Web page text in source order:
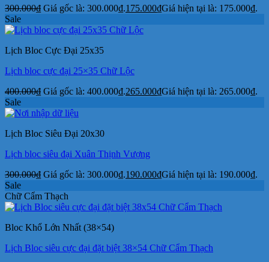
300.000₫ Giá gốc là: 300.000₫.175.000₫Giá hiện tại là: 175.000₫.
Sale
Lịch Bloc Cực Đại 25x35
Lịch bloc cực đại 25×35 Chữ Lộc
400.000₫ Giá gốc là: 400.000₫.265.000₫Giá hiện tại là: 265.000₫.
Sale
Lịch Bloc Siêu Đại 20x30
Lịch bloc siêu đại Xuân Thịnh Vượng
300.000₫ Giá gốc là: 300.000₫.190.000₫Giá hiện tại là: 190.000₫.
Sale
Chữ Cẩm Thạch
Bloc Khổ Lớn Nhất (38×54)
Lịch Bloc siêu cực đại đặt biệt 38×54 Chữ Cẩm Thạch